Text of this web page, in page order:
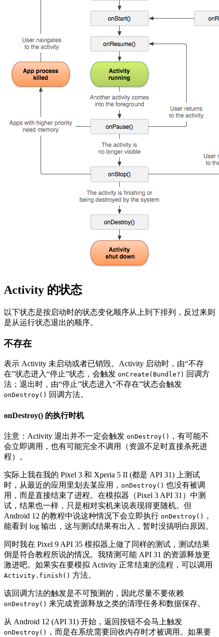
Activity 的状态
以下状态是按启动时的状态变化顺序从上到下排列，反过来则
是从运行状态退出的顺序。
不存在
表示 Activity 未启动或者已销毁。Activity 启动时，由“不存
在”状态进入“停止”状态，会触发 onCreate(Bundle?) 回调方
法；退出时，由“停止”状态进入“不存在”状态会触发
onDestroy() 回调方法。
onDestroy() 的执行时机
注意：Activity 退出并不一定会触发 onDestroy()
，有可能不
会立即调用，也有可能完全不调用（资源不足时直接杀死进
程）。
实际上我在我的 Pixel 3 和 Xperia 5 II (都是 API 31) 上测试
时，从最近的应用里划去某应用， onDestroy() 也没有被调
用，而是直接结束了进程。在模拟器（Pixel 3 API 31）中测
试，结果也一样，只是相对实机来说表现得更随机。但
Android 12 的教程中说这种情况下会立即执行 onDestroy()
，
能看到 log 输出，这与测试结果有出入，暂时没搞明白原因。
同时我在 Pixel 9 API 35 模拟器上做了同样的测试，测试结果
倒是符合教程所说的情况。我猜测可能 API 31 的资源释放更
激进吧。如果实在要模拟 Activity 正常结束的流程，可以调用
Activity.finish() 方法。
该回调方法的触发是不可预测的，因此尽量不要依赖
onDestroy() 来完成资源释放之类的清理任务和数据保存。
从 Android 12 (API 31) 开始，返回按钮不会马上触发
onDestroy()
，而是在系统需要回收内存时才被调用。如果要